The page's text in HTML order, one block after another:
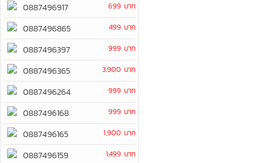
0887496917 699 บาท
0887496865 499 บาท
0887496397 999 บาท
0887496365 3,900 บาท
0887496264 999 บาท
0887496168 999 บาท
0887496165 1,900 บาท
0887496159 1,499 บาท